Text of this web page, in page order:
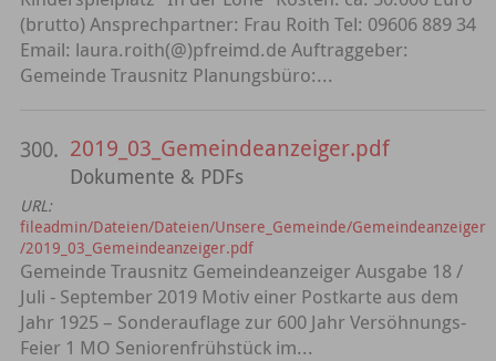
(brutto) Ansprechpartner: Frau Roith Tel: 09606 889 34
Email: laura.roith(@)pfreimd.de Auftraggeber:
Gemeinde Trausnitz Planungsbüro:...
300. 2019_03_Gemeindeanzeiger.pdf
Dokumente & PDFs
URL:
fileadmin/Dateien/Dateien/Unsere_Gemeinde/Gemeindeanzeiger
/2019_03_Gemeindeanzeiger.pdf
Gemeinde Trausnitz Gemeindeanzeiger Ausgabe 18 /
Juli - September 2019 Motiv einer Postkarte aus dem
Jahr 1925 – Sonderauflage zur 600 Jahr Versöhnungs-
Feier 1 MO Seniorenfrühstück im...